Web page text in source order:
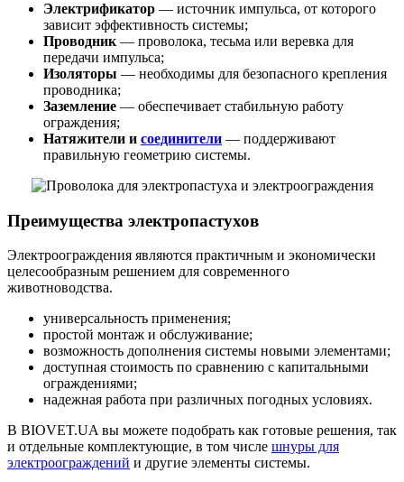
Электрификатор — источник импульса, от которого
зависит эффективность системы;
Проводник — проволока, тесьма или веревка для
передачи импульса;
Изоляторы — необходимы для безопасного крепления
проводника;
Заземление — обеспечивает стабильную работу
ограждения;
Натяжители и соединители — поддерживают
правильную геометрию системы.
Преимущества электропастухов
Электроограждения являются практичным и экономически
целесообразным решением для современного
животноводства.
универсальность применения;
простой монтаж и обслуживание;
возможность дополнения системы новыми элементами;
доступная стоимость по сравнению с капитальными
ограждениями;
надежная работа при различных погодных условиях.
В BIOVET.UA вы можете подобрать как готовые решения, так
и отдельные комплектующие, в том числе шнуры для
электроограждений и другие элементы системы.